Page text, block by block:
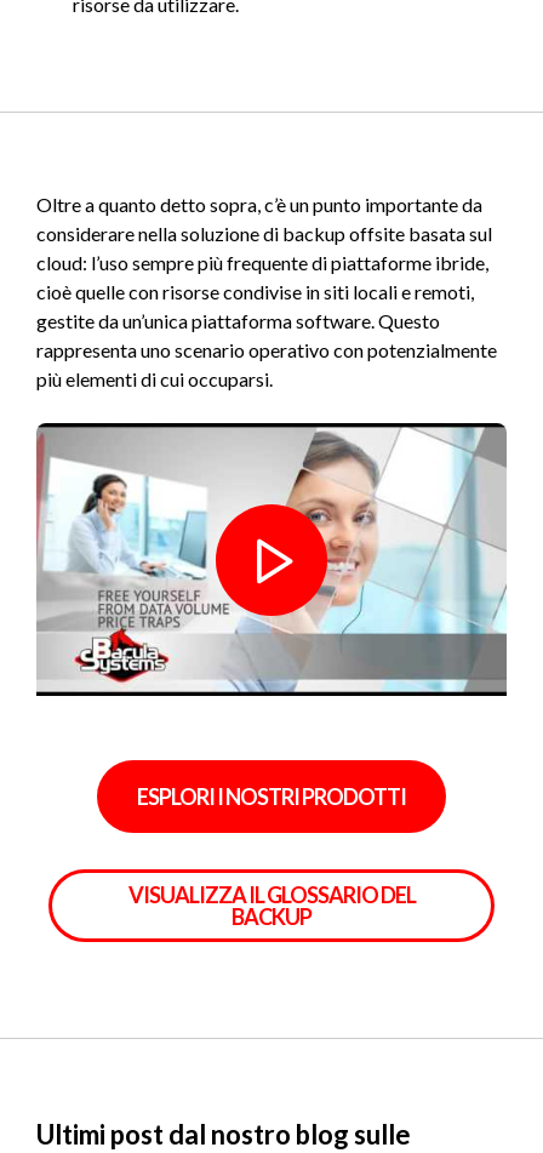
Oltre a quanto detto sopra, c’è un punto importante da
considerare nella soluzione di backup offsite basata sul
cloud: l’uso sempre più frequente di piattaforme ibride,
cioè quelle con risorse condivise in siti locali e remoti,
gestite da un’unica piattaforma software. Questo
rappresenta uno scenario operativo con potenzialmente
più elementi di cui occuparsi.
ESPLORI I NOSTRI PRODOTTI
VISUALIZZA IL GLOSSARIO DEL
BACKUP
Ultimi post dal nostro blog sulle